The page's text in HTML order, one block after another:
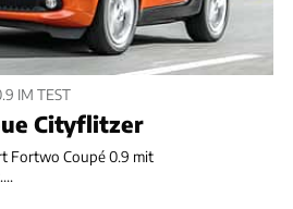
IM TEST
Cityflitzer
Fortwo Coupé 0.9 mit